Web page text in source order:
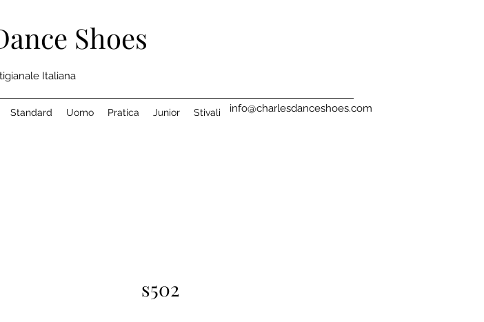
Shoes
Italiana
Standard Uomo Pratica Junior Stivali info@charlesdanceshoes.com
s502